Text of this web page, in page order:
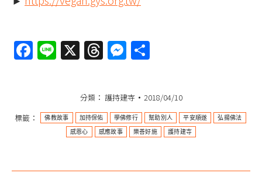
Facebook
Line
X Threads
Messenger
分類： 護持建寺
2018/04/10
標籤：
佛教故事 加持保佑 學佛修行 幫助別人 平安順遂 弘揚佛法
感恩心 感應故事 樂善好施 護持建寺